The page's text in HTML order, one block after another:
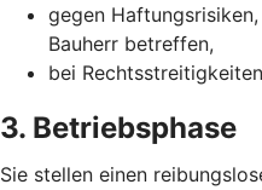
gegen
Bauherr betreffen,
bei
3. Betriebsphase
Sie stellen einen